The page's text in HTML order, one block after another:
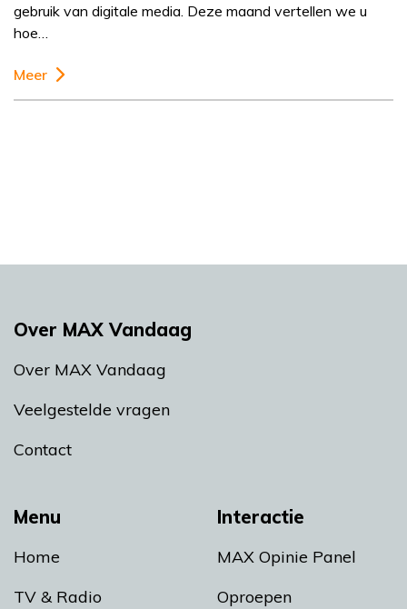
gebruik van digitale media. Deze maand vertellen we u
hoe…
Meer
Menu
Home
TV & Radio
Interactie
MAX Opinie Panel
Oproepen
Over MAX Vandaag
Over MAX Vandaag
Veelgestelde vragen
Contact